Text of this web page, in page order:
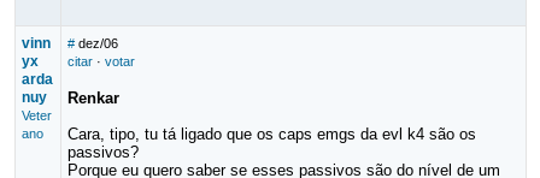
vinn
yx
arda
nuy
Veter
ano
# dez/06
citar· votar
Renkar
Cara, tipo, tu tá ligado que os caps emgs da evl k4 são os
passivos?
Porque eu quero saber se esses passivos são do nível de um